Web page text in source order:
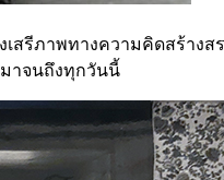
สรีภาพทางความคิดสร้างส
าจนถึงทุกวันนี้